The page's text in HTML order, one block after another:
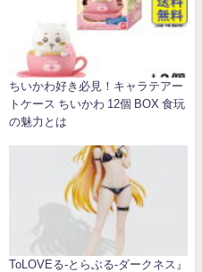
ちいかわ好き必見！キャラテアー
トケース ちいかわ 12個 BOX 食玩
の魅力とは
ToLOVEる-とらぶる-ダークネス』